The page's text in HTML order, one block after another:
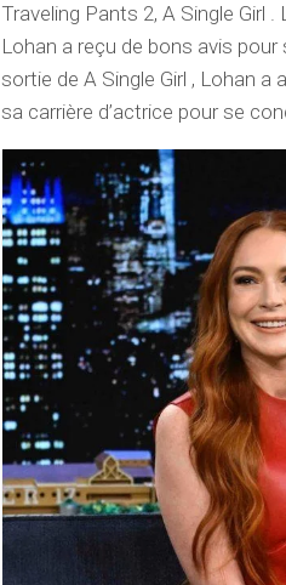
Traveling Pants 2, A Single Girl
Lohan a reçu de bons avis
sortie de A Single Girl , Lohan a
sa carrière d’actrice pour se